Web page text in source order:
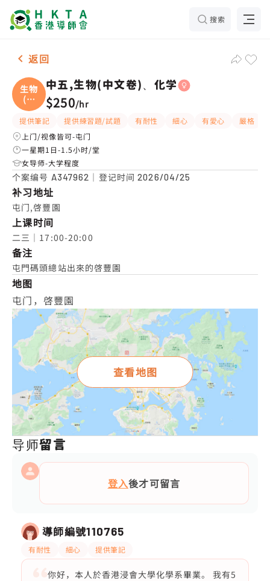
搜索
女-1名 中五,生物(中文卷)、化学，屯门 补习推介
返回
生物
(中
文
中五,生物(中文卷)、化学
$250/hr
提供筆記 提供練習題/試題 有耐性 細心 有愛心 嚴格
上门/视像皆可-屯门
一星期1日-1.5小时/堂
女导师-大学程度
个案编号 A347962 ｜登记时间2026/04/25
补习地址
屯门,啓豐園
上课时间
二三｜17:00-20:00
备注
屯門碼頭總站出來的啓豐園
地图
屯门，啓豐園
查看地图
导师留言
登入後才可留言
導師編號110765
有耐性 細心 提供筆記
你好，本人於香港浸會大學化學系畢業。 我有5